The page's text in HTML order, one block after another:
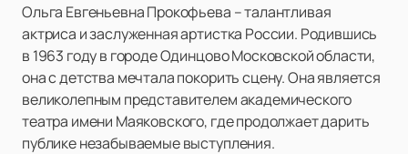
Ольга Евгеньевна Прокофьева – талантливая
актриса и заслуженная артистка России. Родившись
в 1963 году в городе Одинцово Московской области,
она с детства мечтала покорить сцену. Она является
великолепным представителем академического
театра имени Маяковского, где продолжает дарить
публике незабываемые выступления.